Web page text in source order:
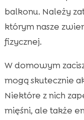
balkonu. Należy
którym nasze
fizycznej.
W domowym
mogą skutecznie
Niektóre z nich
mięśni, ale także